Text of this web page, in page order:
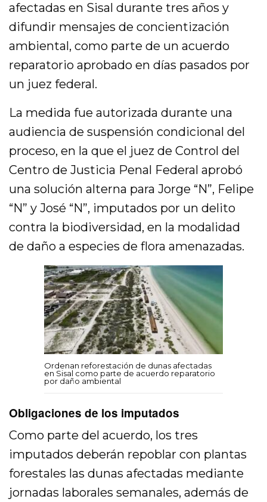
afectadas en Sisal durante tres años y
difundir mensajes de concientización
ambiental, como parte de un acuerdo
reparatorio aprobado en días pasados por
un juez federal.
La medida fue autorizada durante una
audiencia de suspensión condicional del
proceso, en la que el juez de Control del
Centro de Justicia Penal Federal aprobó
una solución alterna para Jorge “N”, Felipe
“N” y José “N”, imputados por un delito
contra la biodiversidad, en la modalidad
de daño a especies de flora amenazadas.
Ordenan reforestación de dunas afectadas
en Sisal como parte de acuerdo reparatorio
por daño ambiental
Obligaciones de los imputados
Como parte del acuerdo, los tres
imputados deberán repoblar con plantas
forestales las dunas afectadas mediante
jornadas laborales semanales, además de